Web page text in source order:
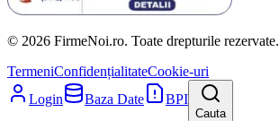
© 2026 FirmeNoi.ro. Toate drepturile rezervate.
TermeniConfidențialitateCookie-uri
Login
Baza Date BPI
Cauta